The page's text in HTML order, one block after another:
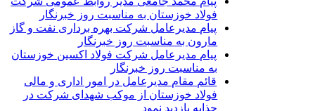
فولاد خوزستان به مناسبت روز خبرنگار
پیام مدیرعامل شرکت بهره برداری نفت و گاز
مارون به مناسبت روز خبرنگار
پیام مدیرعامل شرکت فولاد اکسین خوزستان
به مناسبت روز خبرنگار
قائم مقام مدیرعامل در امور اداری و مالی
فولاد خوزستان از موکب شهدای شرکت در
چذابه بازدید نمود